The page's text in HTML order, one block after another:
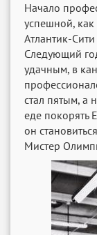
Начало
успешной,
Атлантик-
Следующий
удачным, в
стал пятым, а
еде покорять
он
Мистер